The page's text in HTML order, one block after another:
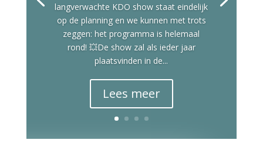
langverwachte KDO show staat eindelijk
op de planning en we kunnen met trots
zeggen: het programma is helemaal
rond! 💥De show zal als ieder jaar
plaatsvinden in de...
Lees meer